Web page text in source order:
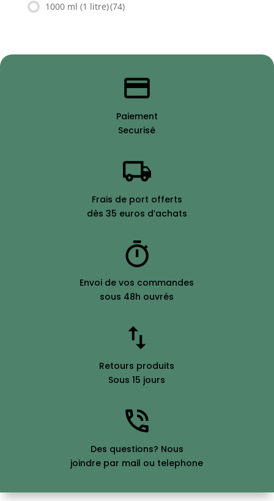
1000 ml (1 litre)(74)
Paiement
Securisé
Frais de port offerts
dès 35 euros d’achats
Envoi de vos commandes
sous 48h ouvrés
Retours produits
Sous 15 jours
Des questions? Nous
joindre par mail ou telephone